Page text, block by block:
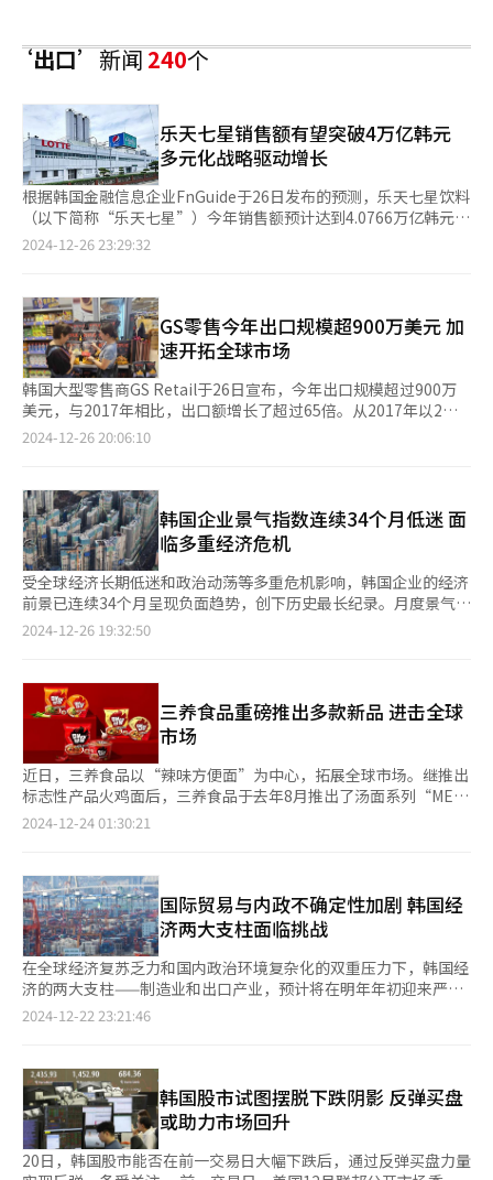
‘出口’新闻240个
乐天七星销售额有望突破4万亿韩元
多元化战略驱动增长
根据韩国金融信息企业FnGuide于26日发布的预测，乐天七星饮料
（以下简称“乐天七星”）今年销售额预计达到4.0766万亿韩元
（约合人民币203亿元），同比增长26.4%；营业利润预计为2089
出了多款零卡糖和低卡新品，包括低卡路里的“佳得乐零度”、零
卡路里碳酸饮料“激浪”、富含维生素B的零卡路里果汁饮料
more:b等，以满足消费者对健康饮品日益增长的需求。 此外，乐
天七星还加强了经典饮料品牌“七星柠檬味碳酸饮料”的推广。去
年10月，为庆祝其上市74周年，公司首次对包装设计进行了全面
升级。截至10月底，该品牌累计销量已突破375亿罐（按250毫升
计算）。 在酒类业务方面，公司旗下拥有烧酒品牌“初饮初
乐”、零糖烧酒Saero，以及啤酒品牌克洛德（Kloud）和克鲁什
年出口年均增长46%。另一款烧酒Saero自2022年9月推出以来表
现亮眼，累计销量已突破4亿瓶。今年4月推出的新品“Saero杏子
烧酒”在上市短短5个月内便实现了销量突破1000万瓶的佳绩。去
年11月推出的啤酒新品KRUSH，则选择偶像组合aespa的队长
Karina作为代言人，旨在吸引更多年轻消费者。 酒类业务的增长
也显现在业绩中。第三季度，烧酒和啤酒的销售额分别为3233亿
韩元和708亿韩元，同比增长5.9%和12.7%。其中，烧酒的出口和
内销分别同比增长2.8%和6.5%，达到521亿韩元和2712亿韩元；
韩元。 此外，乐天七星还在加速全球化扩张。去年，公司与美国
酒类巨头嘉露集团（E&J Gallo）签署合作协议，进一步巩固了在
美国市场的布局。今年上半年，美国市场的烧酒出口额同比增长超
过40%。与此同时，为了积极拓展新兴市场，公司还在蒙古市场推
出第四代啤酒KRUSH。 借助嘉露集团的分销网络和自身强大的产
品竞争力，乐天七星目前已在美国约1万家酒类专卖店上架了“初
饮初乐顺合利”等烧酒，同时持续扩展至Costco等大型零售渠
道。 乐天七星相关负责人表示：“我们将进一步深化与全球合作
来源 乐天七星饮料】
2024-12-26 23:29:32
GS零售今年出口规模超900万美元 加
速开拓全球市场
韩国大型零售商GS Retail于26日宣布，今年出口规模超过900万
美元，与2017年相比，出口额增长了超过65倍。从2017年以2亿
韩元（约合人民币100万元）的出口额起步，公司出口规模逐年攀
升产品的出口竞争力，丰富产品阵容等措施，公司成功扩大了出口
规模。此外，针对当地消费者的口味和需求推出创新产品的策略，
也发挥了关键作用。 根据GS Retail的数据，GS Retail的出口产品
从2017年的40多种增加到今年的600多种，出口目的地覆盖30多
个国家和地区，包括欧洲、北美、中东、非洲和亚洲等地。 值得
注意的是，受韩国文化内容热潮的带动，GS Retail与奈飞
（Netflix）合作推出的10多种产品创下了200万美元的出口业绩，
成为公司出口产品中的销量冠军。其中，与《鱿鱼游戏》第二季联
在加速扩大出口国家和产品阵容，并设定了到2025年实现1000万
美元出口额的目标。为此，公司计划开拓清真等新兴市场，并扩大
进入当地超市等新的流通渠道的比例。同时，公司还将进一步加大
韩国甜品等产品的出口力度。 GS Retail进出口组组长朴志焕
（音）表示：“这一成果是公司多年来通过出口业务积累的专业知
识为基础，开拓出口渠道的结果。未来，我们将出口更多优质产
品，开拓全球市场，进一步巩固韩国品牌的国际影响力。” 在中
国香港的一家超市内，陈列着GS Retail与奈飞合作推出的联名产
2024-12-26 20:06:10
韩国企业景气指数连续34个月低迷 面
临多重经济危机
受全球经济长期低迷和政治动荡等多重危机影响，韩国企业的经济
前景已连续34个月呈现负面趋势，创下历史最长纪录。月度景气展
望指数显示，自2020年初新冠疫情全面暴发以来，该指数首次出
（BSI）进行调查，并于26日公布的结果显示，明年1月的BSI预期
值为84.6，较上月的97.3大幅下跌12.7点。这是自2020年4月因新
冠疫情冲击导致指数下跌25.1点以来的最大降幅，时间跨度达4年9
个月。 BSI是反映企业对景气状况看法的指标，高于100，表示看
好经济景气的企业居多，低于100则相反。自2022年4月以来，BSI
预期值已连续34个月低于基准值100，显示出企业业绩恶化的长期
化趋势。 从行业分类来看，制造业（84.2）和非制造业（84.9）均
对明年1月的经济前景持否定态度。其中，制造业BSI预测值在今年
在制造业的10个细分行业中，仅电子和通信设备（105.3）表现出
积极预期。 非制造业方面，上月刚转为乐观的BSI（105.1）在短
短一个月内大幅下跌20.2点。在非制造业的7个细分行业中，仅运
输和仓储（103.8）显示出相对较好的前景。 在调查的七大经济指
标中，内需（88.6）、投资（89.4）、就业（90）、出口
（90.2）、资金状况（92.1）、盈利能力（94）、库存（104.9）
均对明年1月景气作出消极预测。尤其是库存BSI超过基准线100，
表明库存过剩，对经济构成负面影响。 具体来看，内需预期指数
至2020年10月（90.2）以来的51个月最低，而投资预期则降至
2022年4月（88.6）以来的21个月最低。 韩经协经济产业本部长李
尚浩（音）指出：“除美国特朗普新政府引发的外部经营环境变化
外，国内政治不确定性加剧、汇率波动加剧以及内需长期低迷等因
素进一步恶化了经济前景。当前应全力稳定汇率，采取措施提振产
业活力。” 25日，首尔市一处新建公寓正在进行施工。【图片来
2024-12-26 19:32:50
三养食品重磅推出多款新品 进击全球
市场
近日，三养食品以“辣味方便面”为中心，拓展全球市场。继推出
标志性产品火鸡面后，三养食品于去年8月推出了汤面系列“MEP
汤面”，为消费者带来了独特的美食体验。今年，公司还在泰国首
化的产品线，公司不仅为消费者提供更多选择，同时也旨在减少对
单一产品线的依赖。 MEP汤面系列的推出标志着三养食品在汤面
产品线上的进一步扩展，开辟了火鸡面宇宙之外的全新美食选择。
此外，三养食品与泰国正大集团旗下的零售公司CP ALL签署了合
作协议。从上月21日起，三养食品的产品在CP ALL运营的泰国7-
Eleven便利店开始陆续销售。泰国全国共有约1.4万家7-Eleven门
店，三养食品计划以此为起点，逐步推出更多“MEP”品牌的新产
品。 三养食品负责人表示：“MEP品牌灵感来自韩国的‘辣
统韩国风味到异国风味的辣味标准，并通过这一品牌呈现出多样化
的韩式辣味。” 另外，三养食品近日表示，将投资2014亿韩元
（约合人民币10亿元），于2027年初在中国建立首家海外工厂，
以满足当地对其产品不断增长的需求。三养计划于明年年底开始在
中国东部浙江省嘉兴市建设工厂。 得益于“火鸡面”系列的全球
人气，三养食品的出口持续在稳步增长，从2017年的1亿美元增长
2024-12-24 01:30:21
国际贸易与内政不确定性加剧 韩国经
济两大支柱面临挑战
在全球经济复苏乏力和国内政治环境复杂化的双重压力下，韩国经
济的两大支柱——制造业和出口产业，预计将在明年年初迎来严峻
挑战。 随着“特朗普第二任期政府”的上台，全球贸易保护主义
界倍感担忧。 ▲半导体出口预警 指标全面下滑 22日，韩国产业研
究院、韩国经济人联合会（韩经联）和韩国贸易协会分别发布了关
于2025年制造业景气及出口前景的报告，这些分析普遍呈现出对
未来形势的高度担忧。 根据产业研究院的数据，明年1月制造业景
气状况预测指数（PSI）为75，较12月的96大幅下降21点。这是自
2024-12-22 23:21:46
韩国股市试图摆脱下跌阴影 反弹买盘
或助力市场回升
20日，韩国股市能否在前一交易日大幅下跌后，通过反弹买盘力量